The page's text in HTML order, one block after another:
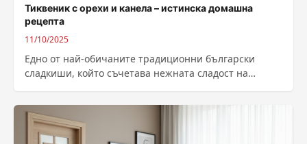
Тиквеник с орехи и канела – истинска домашна
рецепта
11/10/2025
Едно от най-обичаните традиционни български
сладкиши, който съчетава нежната сладост на
Тиквата е...